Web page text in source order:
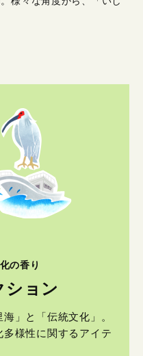
の香り
ション
」と「伝統文化」。
多様性に関するアイテ